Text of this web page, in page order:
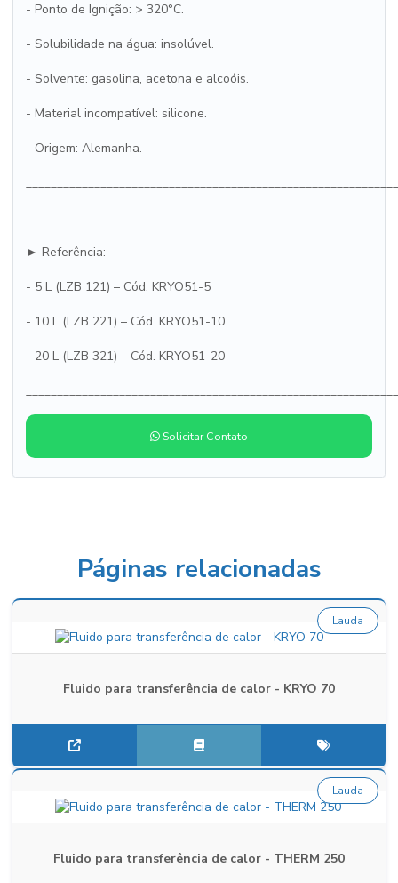
- Ponto de Ignição: > 320°C.
- Solubilidade na água: insolúvel.
- Solvente: gasolina, acetona e alcoóis.
- Material incompatível: silicone.
- Origem: Alemanha.
► Referência:
- 5 L (LZB 121) – Cód. KRYO51-5
- 10 L (LZB 221) – Cód. KRYO51-10
- 20 L (LZB 321) – Cód. KRYO51-20
Solicitar Contato
Páginas relacionadas
Fluido para transferência de calor - KRYO 70
Lauda
Fluido para transferência de calor - THERM 250
Lauda